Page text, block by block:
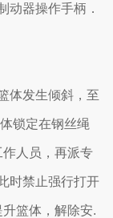
器操作手柄．
发生倾斜，至
锁定在钢丝绳
作人员，再派专
时禁止强行打开
篮体，解除安.